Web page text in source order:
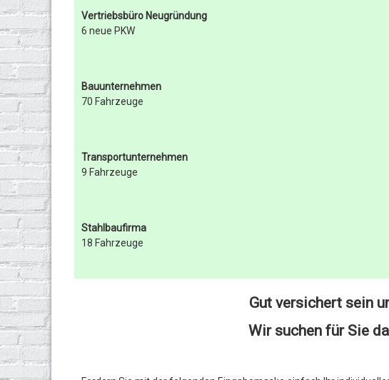
Vertriebsbüro Neugründung
6 neue PKW
Bauunternehmen
70 Fahrzeuge
Transportunternehmen
9 Fahrzeuge
Stahlbaufirma
18 Fahrzeuge
Gut versichert sein
Wir suchen für Sie